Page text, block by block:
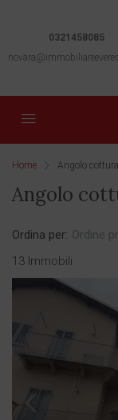
0321458085
Home Angolo cottura
Angolo
13 Immobili
Ordina per: Ordine